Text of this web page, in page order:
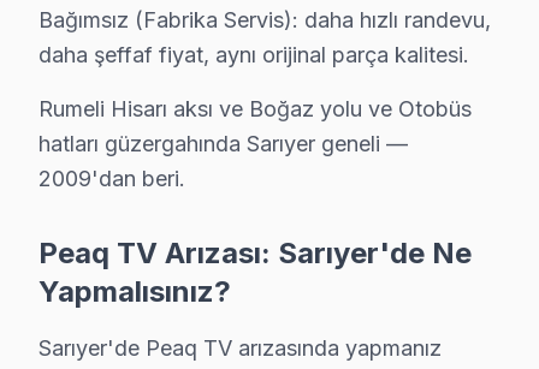
Kireçburnu Peaq Servis
Kireçburnu sakinlerine özel: Peaq TV tamirinde parça
Kilyos Peaq Servis
Kilyos sakinleri Peaq TV arızaları için sık bizi tercih
Kocataş Peaq Servis
Sarıyer'nın Kocataş bölgesindeki Peaq müşterilerimiz
Peaq Servis Merkezi →
Bağımsız (Fabrika Servis): daha hızlı randevu,
daha şeffaf fiyat, aynı orijinal parça kalitesi.
Rumeli Hisarı aksı ve Boğaz yolu ve Otobüs
hatları güzergahında Sarıyer geneli —
2009'dan beri.
Peaq TV Arızası: Sarıyer'de Ne
Yapmalısınız?
Sarıyer'de Peaq TV arızasında yapmanız